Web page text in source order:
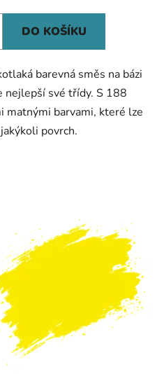
DO KOŠÍKU
barevná směs na bázi
nejlepší své třídy. S 188
matnými barvami, které lze
povrch.